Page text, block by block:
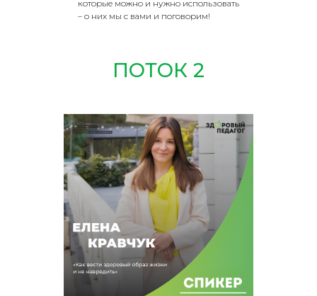
которые можно и нужно использовать
– о них мы с вами и поговорим!
ПОТОК 2